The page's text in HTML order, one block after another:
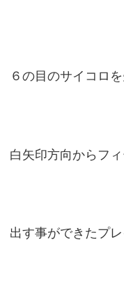
６の目のサイコロ
白矢印方向からフ
出す事ができたプ